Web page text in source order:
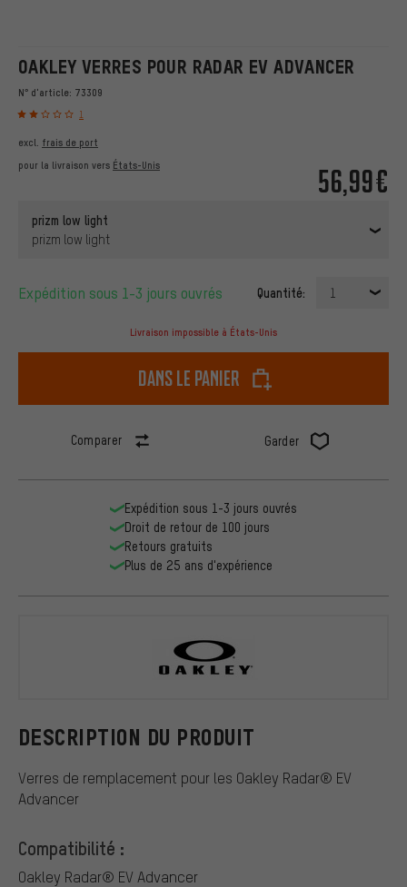
OAKLEY VERRES POUR RADAR EV ADVANCER
N° d'article: 73309
1
56,99€
excl. frais de port
pour la livraison vers États-Unis
prizm low light
prizm low light
Expédition sous 1-3 jours ouvrés Quantité: 1
Livraison impossible à États-Unis
dans le panier
Comparer Garder
DESCRIPTION DU PRODUIT
Verres de remplacement pour les Oakley Radar® EV
Advancer
Compatibilité :
Oakley Radar® EV Advancer
Expédition sous 1-3 jours ouvrés
Droit de retour de 100 jours
Retours gratuits
Plus de 25 ans d'expérience